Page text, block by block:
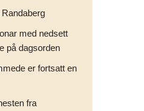
med nedsett
på dagsorden
er fortsatt en
fra